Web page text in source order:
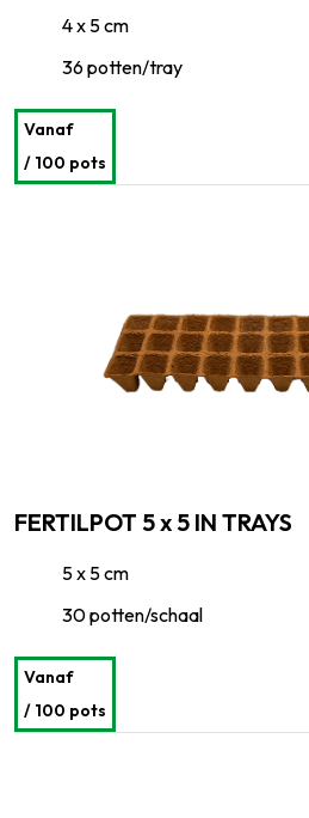
4 x 5 cm
36 potten/tray
Vanaf
/ 100 pots
FERTILPOT 5 x 5 IN TRAYS
5 x 5 cm
30 potten/schaal
Vanaf
/ 100 pots